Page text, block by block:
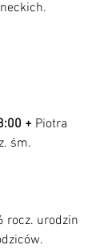
+
Piotra
1 rocz. śm.
rocz. urodzin
rodziców.